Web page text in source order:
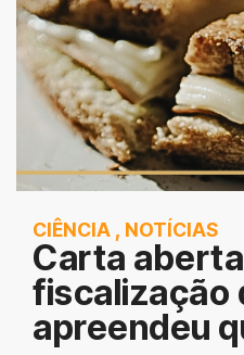
CIÊNCIA , NOTÍCIAS
Carta
fiscalização
apreendeu